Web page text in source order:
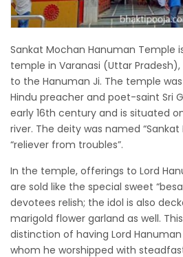
Sankat Mochan Hanuman Temple
temple in Varanasi (Uttar
to the Hanuman Ji. The temple
Hindu preacher and poet-saint Sri
early 16th century and is situated
river. The deity was named
“reliever from troubles”.
In the temple, offerings to Lord
are sold like the special sweet
devotees relish; the idol is also
marigold flower garland as well.
distinction of having Lord
whom he worshipped with